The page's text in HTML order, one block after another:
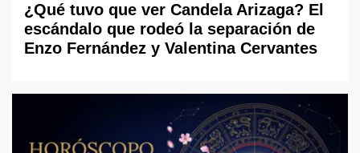
¿Qué tuvo que ver Candela Arizaga? El
escándalo que rodeó la separación de
Enzo Fernández y Valentina Cervantes